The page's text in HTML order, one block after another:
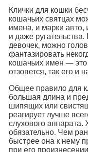
Клички для кошки
кошачьих святцах
имена, и марки авто,
и даже
девочек, можно
фантазировать
кошачьих имен —
отзовется, так его и
Общее правило для
большая длина и
шипящих или
реагирует лучше
слухового аппарата.
обязательно. Чем
быстрее она к нему
при его